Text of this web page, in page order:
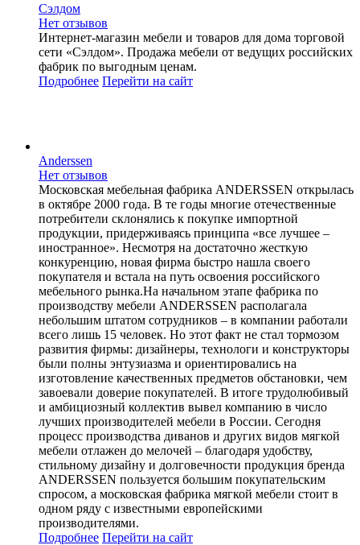
Сэлдом
Нет отзывов
Интернет-магазин мебели и товаров для дома торговой
сети «Сэлдом». Продажа мебели от ведущих российских
фабрик по выгодным ценам.
Подробнее Перейти на сайт
Anderssen
Нет отзывов
Московская мебельная фабрика ANDERSSEN открылась
в октябре 2000 года. В те годы многие отечественные
потребители склонялись к покупке импортной
продукции, придерживаясь принципа «все лучшее –
иностранное». Несмотря на достаточно жесткую
конкуренцию, новая фирма быстро нашла своего
покупателя и встала на путь освоения российского
мебельного рынка.На начальном этапе фабрика по
производству мебели ANDERSSEN располагала
небольшим штатом сотрудников – в компании работали
всего лишь 15 человек. Но этот факт не стал тормозом
развития фирмы: дизайнеры, технологи и конструкторы
были полны энтузиазма и ориентировались на
изготовление качественных предметов обстановки, чем
завоевали доверие покупателей. В итоге трудолюбивый
и амбициозный коллектив вывел компанию в число
лучших производителей мебели в России. Сегодня
процесс производства диванов и других видов мягкой
мебели отлажен до мелочей – благодаря удобству,
стильному дизайну и долговечности продукция бренда
ANDERSSEN пользуется большим покупательским
спросом, а московская фабрика мягкой мебели стоит в
одном ряду с известными европейскими
производителями.
Подробнее Перейти на сайт